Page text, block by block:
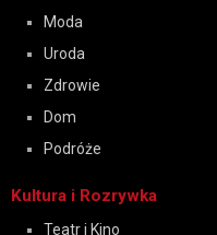
Moda
Uroda
Zdrowie
Dom
Podróże
Kultura i Rozrywka
Teatr i Kino